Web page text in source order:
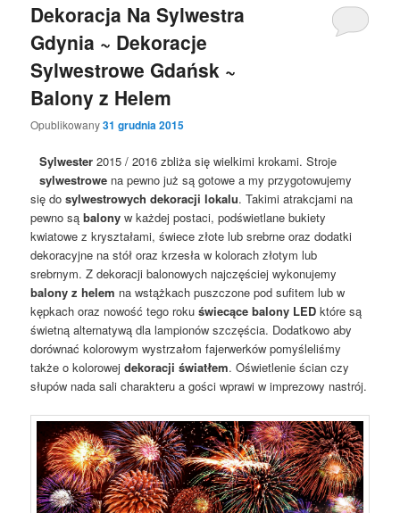
Dekoracja Na Sylwestra
Gdynia ~ Dekoracje
Sylwestrowe Gdańsk ~
Balony z Helem
Opublikowany31 grudnia 2015
Sylwester 2015 / 2016 zbliża się wielkimi krokami. Stroje
sylwestrowe na pewno już są gotowe a my przygotowujemy
się dosylwestrowych dekoracji lokalu. Takimi atrakcjami na
pewno sąbalony w każdej postaci, podświetlane bukiety
kwiatowe z kryształami, świece złote lub srebrne oraz dodatki
dekoracyjne na stół oraz krzesła w kolorach złotym lub
srebrnym. Z dekoracji balonowych najczęściej wykonujemy
balony z helem na wstążkach puszczone pod sufitem lub w
kępkach oraz nowość tego rokuświecące balony LED które są
świetną alternatywą dla lampionów szczęścia. Dodatkowo aby
dorównać kolorowym wystrzałom fajerwerków pomyśleliśmy
także o kolorowejdekoracji światłem. Oświetlenie ścian czy
słupów nada sali charakteru a gości wprawi w imprezowy nastrój.